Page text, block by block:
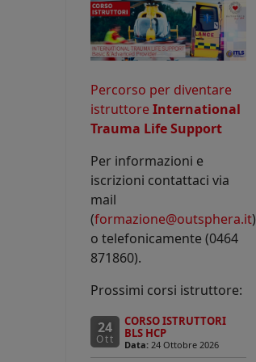
Percorso per diventare
istruttoreInternational
Trauma Life Support
Per informazioni e
iscrizioni contattaci via
mail
(formazione@outsphera.it)
o telefonicamente (0464
871860).
Prossimi corsi istruttore:
24
Ott
CORSO ISTRUTTORI
BLS HCP
Data: 24 Ottobre 2026